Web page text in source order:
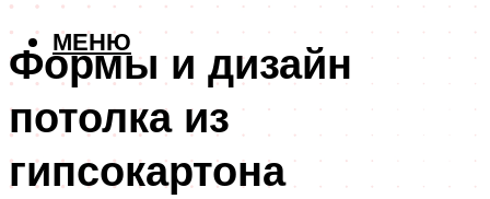
МЕНЮ
Формы и дизайн
потолка из
гипсокартона